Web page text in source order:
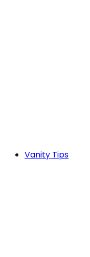
Vanity Tips